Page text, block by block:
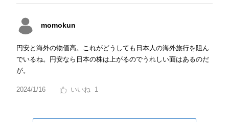
momokun
円安と海外の物価高。これがどうしても日本人の海外旅行を阻ん
でいるね。円安なら日本の株は上がるのでうれしい面はあるのだ
が。
2024/1/16 1